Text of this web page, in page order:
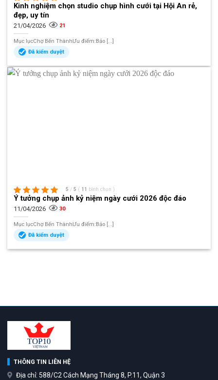
Kinh nghiệm chọn studio chụp hình cưới tại Hội An rẻ,
đẹp, uy tín
21/04/2026 21
Mục lụcChợ Bến ThànhƯu điểm:Bảo [...]
Đã kiểm duyệt
5 / 5 ( 11 bình chọn )
Ý tưởng chụp ảnh kỷ niệm ngày cưới 2026 độc đáo
11/04/2026 30
Mục lụcChợ Bến ThànhƯu điểm:Bảo [...]
Đã kiểm duyệt
THÔNG TIN LIÊN HỆ
Địa chỉ: 588/C2 Cách Mạng Tháng 8, P.11, Quận 3